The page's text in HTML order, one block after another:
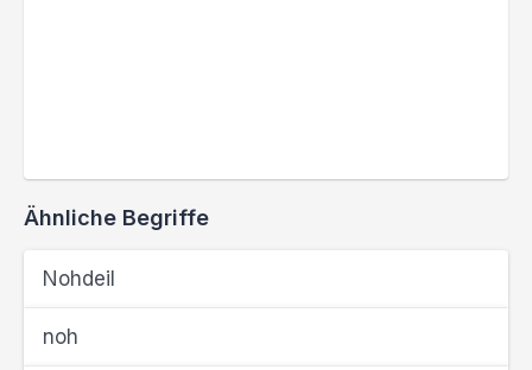
Ähnliche Begriffe
Nohdeil
noh